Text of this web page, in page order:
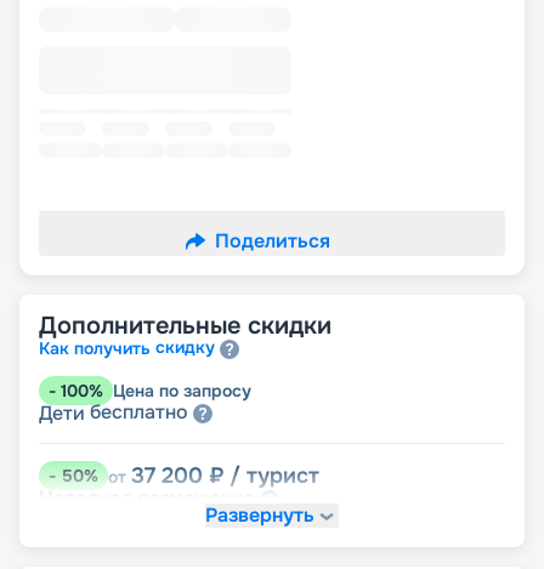
Поделиться
Дополнительные скидки
Как получить скидку
- 100% Цена по запросу
Детибесплатно
-50% от 37 200 ₽ / турист
Неполное
Развернуть